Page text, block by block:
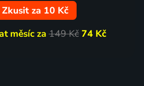
Zkusit za 10 Kč
měsíc za149 Kč 74 Kč